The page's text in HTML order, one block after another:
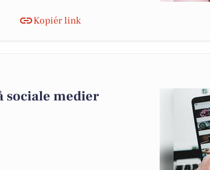
Kopiér link
sociale medier